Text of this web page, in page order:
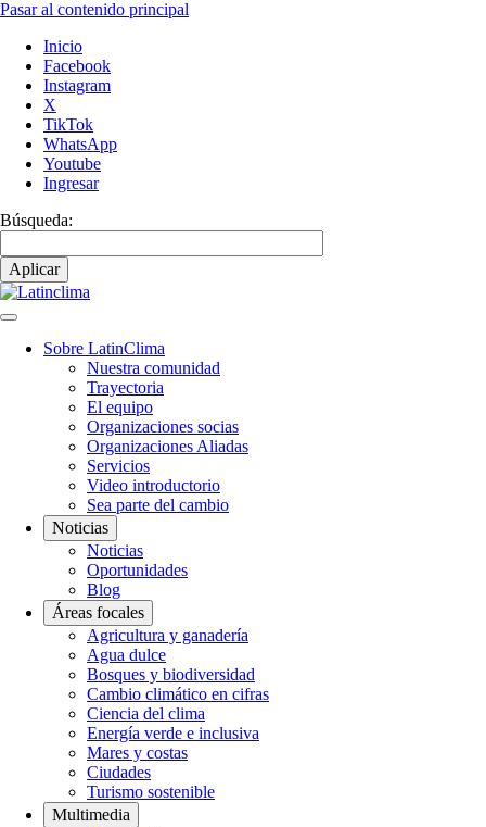
Pasar al contenido principal
Inicio
Facebook
Instagram
X
TikTok
WhatsApp
Youtube
Ingresar
Búsqueda:
Navegación
Sobre LatinClima
Nuestra comunidad
Trayectoria
El equipo
Organizaciones socias
Organizaciones Aliadas
Servicios
Video introductorio
Sea parte del cambio
Noticias
Noticias
Oportunidades
Blog
Áreas focales
Agricultura y ganadería
Agua dulce
Bosques y biodiversidad
Cambio climático en cifras
Ciencia del clima
Energía verde e inclusiva
Mares y costas
Ciudades
Turismo sostenible
Multimedia